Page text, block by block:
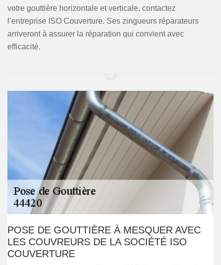
votre gouttière horizontale et verticale, contactez
l’entreprise ISO Couverture. Ses zingueurs réparateurs
arriveront à assurer la réparation qui convient avec
efficacité.
POSE DE GOUTTIÈRE À MESQUER AVEC
LES COUVREURS DE LA SOCIÉTÉ ISO
COUVERTURE